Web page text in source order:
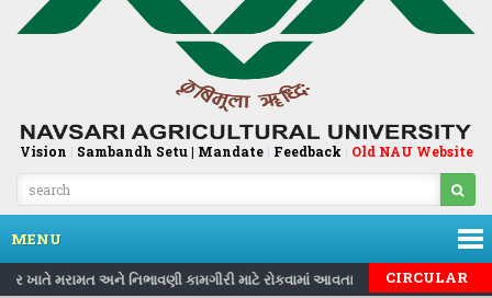
Vision | Sambandh Setu | Mandate| Feedback | Old NAU Website
MENU
ખાતે મરામત અને નિભાવણી કામગીરી માટે રોકવામાં આવતા કુશળ, અર્ઘકુશળ,
CIRCULAR